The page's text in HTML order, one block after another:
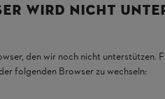
einen
entwickelt. Der
und zu 45 % aus
basiert. Damit zeigt STIHL,
Beitrag zur Reduzierung von
WIRD NICHT
den wir noch nicht unterstützen.
folgenden Browser zu wechseln: